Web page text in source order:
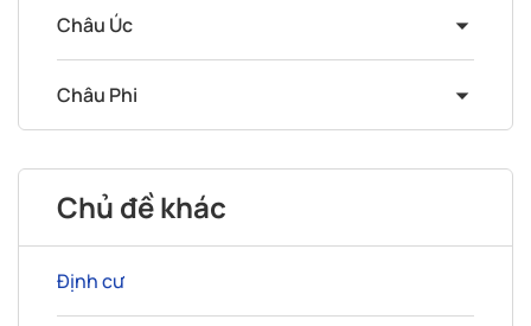
Châu Úc
Châu Phi
Chủ đề khác
Định cư